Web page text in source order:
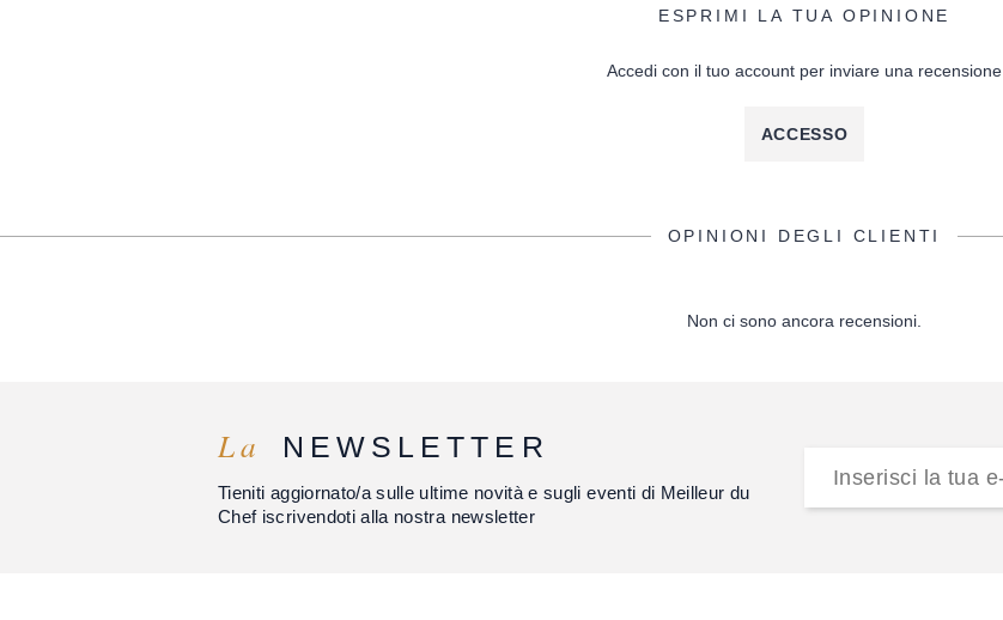
ESPRIMI LA TUA OPINIONE
Accedi con il tuo account per inviare una recensione
ACCESSO
OPINIONI DEGLI CLIENTI
Non ci sono ancora recensioni.
La NEWSLETTER
Tieniti aggiornato/a sulle ultime novità e sugli eventi di Meilleur du
Chef iscrivendoti alla nostra newsletter